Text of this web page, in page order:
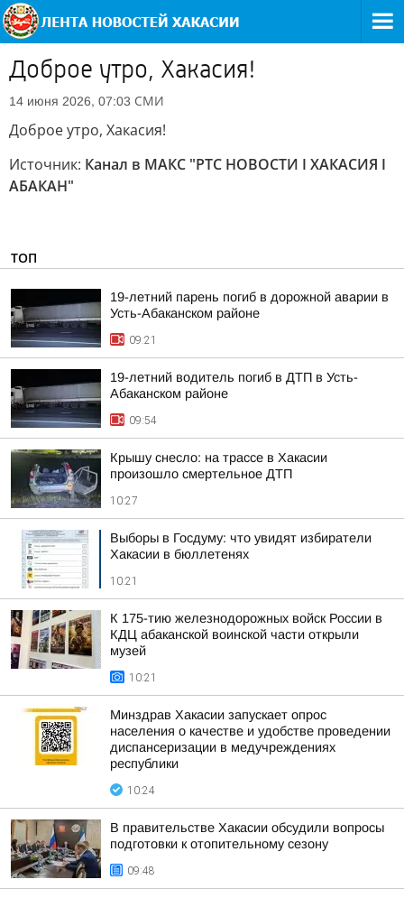
Доброе утро, Хакасия!
14 июня 2026, 07:03 СМИ
Доброе утро, Хакасия!
Источник: Канал в МАКС "РТС НОВОСТИ I ХАКАСИЯ I
АБАКАН"
ТОП
19-летний парень погиб в дорожной аварии в
Усть-Абаканском районе
09:21
19-летний водитель погиб в ДТП в Усть-
Абаканском районе
09:54
Крышу снесло: на трассе в Хакасии
произошло смертельное ДТП
10:27
Выборы в Госдуму: что увидят избиратели
Хакасии в бюллетенях
10:21
К 175-тию железнодорожных войск России в
КДЦ абаканской воинской части открыли
музей
10:21
Минздрав Хакасии запускает опрос
населения о качестве и удобстве проведении
диспансеризации в медучреждениях
республики
10:24
В правительстве Хакасии обсудили вопросы
подготовки к отопительному сезону
09:48